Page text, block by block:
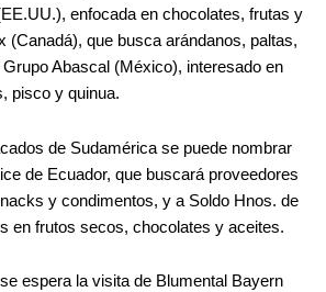
enfocada en chocolates, frutas y
(Canadá), que busca arándanos, paltas,
Abascal (México), interesado en
pisco y quinua.
de Sudamérica se puede nombrar
de Ecuador, que buscará proveedores
y condimentos, y a Soldo Hnos. de
en frutos secos, chocolates y aceites.
espera la visita de Blumental Bayern